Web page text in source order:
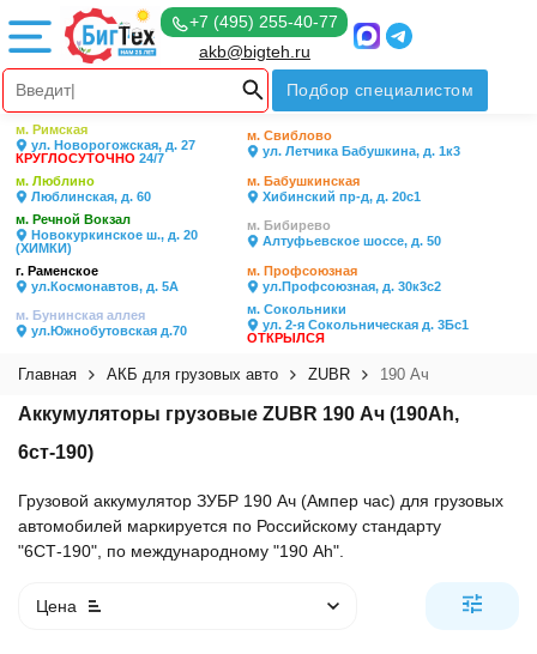
+7 (495) 255-40-77
akb@bigteh.ru
Подбор специалистом
м. Римская
ул. Новорогожская, д. 27
КРУГЛОСУТОЧНО 24/7
м. Свиблово
ул. Летчика Бабушкина, д. 1к3
м. Люблино
Люблинская, д. 60
м. Бабушкинская
Хибинский пр-д, д. 20с1
м. Речной Вокзал
Новокуркинское ш., д. 20
(ХИМКИ)
м. Бибирево
Алтуфьевское шоссе, д. 50
г. Раменское
ул.Космонавтов, д. 5А
м. Профсоюзная
ул.Профсоюзная, д. 30к3с2
м. Бунинская аллея
ул.Южнобутовская д.70
м. Сокольники
ул. 2-я Сокольническая д. 3Бс1
ОТКРЫЛСЯ
Главная АКБ для грузовых авто ZUBR 190 Ач
Аккумуляторы грузовые ZUBR 190 Ач (190Ah,
6ст-190)
Грузовой аккумулятор ЗУБР 190 Ач (Ампер час) для грузовых
автомобилей маркируется по Российскому стандарту
"6СТ-190", по международному "190 Ah".
Цена